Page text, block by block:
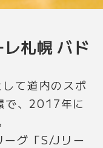
札幌 バド
て道内のスポ
で、2017年に
ーグ「S/Jリー